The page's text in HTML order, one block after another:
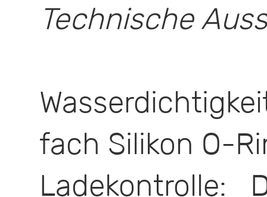
Technische
fach Silikon O-
Ladekontrolle: